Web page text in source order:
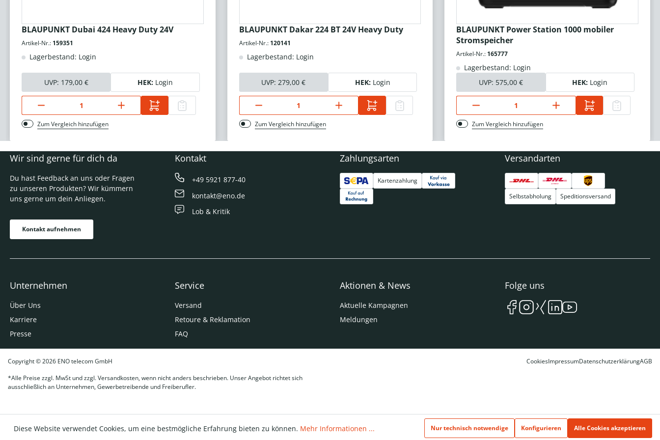
BLAUPUNKT Dubai 424 Heavy Duty 24V
Artikel-Nr.: 159351
Lagerbestand: Login
UVP: 179,00 € HEK: Login
Zum Vergleich hinzufügen
BLAUPUNKT Dakar 224 BT 24V Heavy Duty
Artikel-Nr.: 120141
Lagerbestand: Login
UVP:279,00 € HEK: Login
Zum Vergleich hinzufügen
BLAUPUNKT Power Station 1000 mobiler
Stromspeicher
Artikel-Nr.: 165777
Lagerbestand: Login
UVP: 575,00 € HEK: Login
Zum Vergleich hinzufügen
Wir sind gerne für dich da
Du hast Feedback an uns oder Fragen
zu unseren Produkten? Wir kümmern
uns gerne um dein Anliegen.
Kontakt aufnehmen
Kontakt
+49 5921 877-40
kontakt@eno.de
Lob & Kritik
Unternehmen
Über Uns
Karriere
Presse
Service
Versand
Retoure & Reklamation
FAQ
Aktionen & News
Aktuelle Kampagnen
Meldungen
Zahlungsarten
Kartenzahlung
Versandarten
Selbstabholung Speditionsversand
Folge uns
Copyright © 2026 ENO telecom GmbH CookiesImpressumDatenschutzerklärungAGB
*Alle Preise zzgl. MwSt und zzgl. Versandkosten, wenn nicht anders beschrieben. Unser Angebot richtet sich
ausschließlich an Unternehmen, Gewerbetreibende und Freiberufler.
Diese Website verwendet Cookies, um eine bestmögliche Erfahrung bieten zu können. Mehr Informationen ... Nur technisch notwendige Konfigurieren Alle Cookies akzeptieren